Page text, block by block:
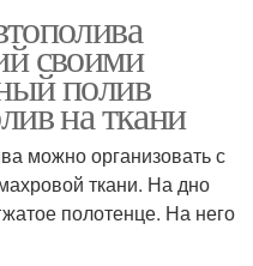
своими
полив
на ткани
можно организовать с
ткани. На дно
полотенце. На него